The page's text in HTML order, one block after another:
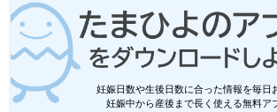
妊娠日数や生後日数に合った情報を毎日
妊娠中から産後まで長く使える無料ア